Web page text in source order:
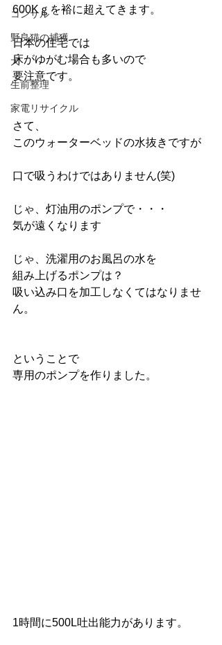
コンサル
野良猫の捕獲
犬
生前整理
家電リサイクル
600Kｇを裕に超えてきます。
日本の住宅では
床がゆがむ場合も多いので
要注意です。
さて、
このウォーターベッドの水抜きですが
口で吸うわけではありません(笑)
じゃ、灯油用のポンプで・・・
気が遠くなります
じゃ、洗濯用のお風呂の水を
組み上げるポンプは？
吸い込み口を加工しなくてはなりませ
ん。
ということで
専用のポンプを作りました。
1時間に500L吐出能力があります。